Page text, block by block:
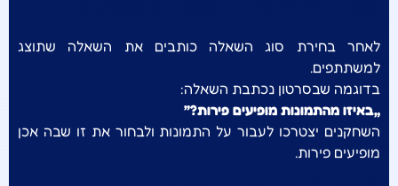
לאחר בחירת סוג השאלה כותבים את השאלה שתוצג
למשתתפים.
בדוגמה שבסרטון נכתבת השאלה:
„באיזו מהתמונות מופיעים פירות?”
השחקנים יצטרכו לעבור על התמונות ולבחור את זו שבה אכן
מופיעים פירות.